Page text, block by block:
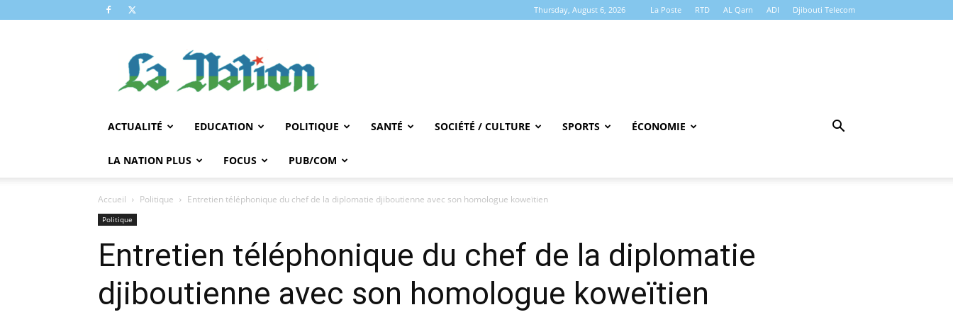
Thursday, August 6, 2026 La Poste RTD AL Qarn ADI Djibouti Telecom
NATION
ACTUALITÉ EDUCATION POLITIQUE SANTÉ SOCIÉTÉ / CULTURE SPORTS ÉCONOMIE
LA NATION PLUS FOCUS PUB/COM
Accueil Politique Entretien téléphonique du chef de la diplomatie djiboutienne avec son homologue koweïtien
Politique
Entretien téléphonique du chef de la diplomatie
djiboutienne avec son homologue koweïtien